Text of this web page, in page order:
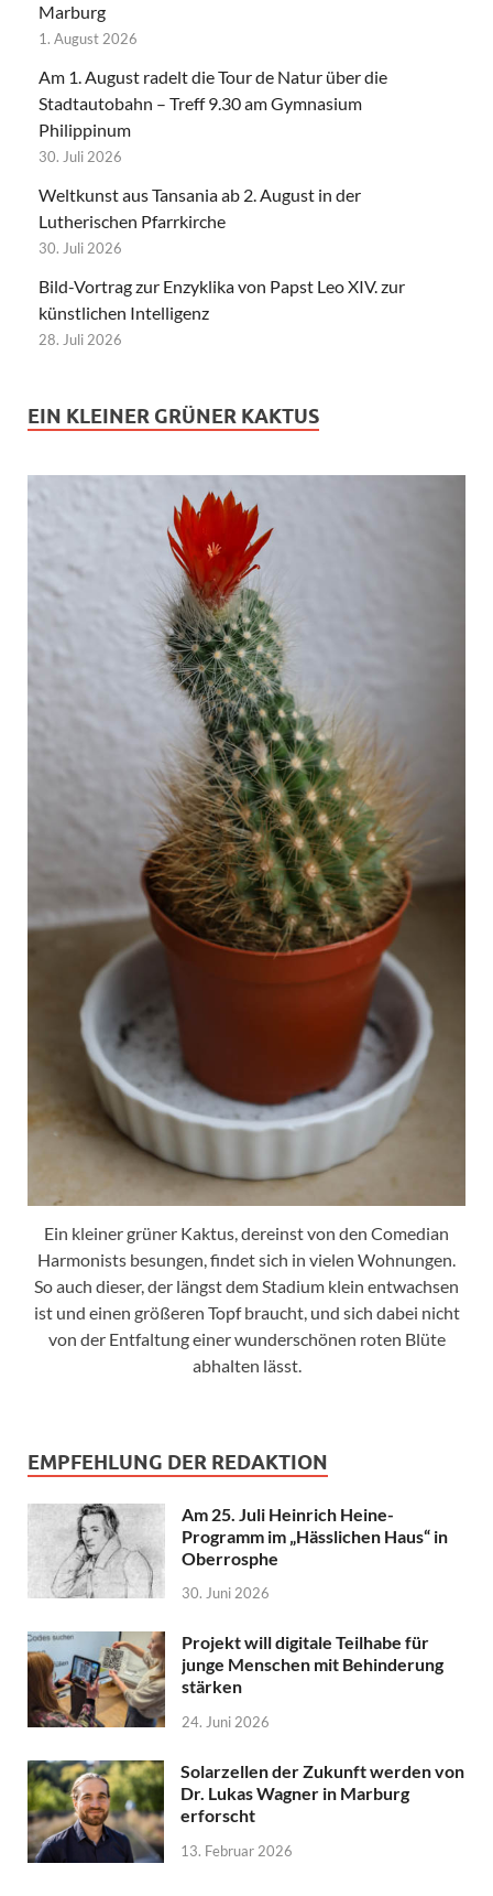
Marburg
1. August 2026
Am 1. August radelt die Tour de Natur über die
Stadtautobahn – Treff 9.30 am Gymnasium
Philippinum
30. Juli 2026
Weltkunst aus Tansania ab 2. August in der
Lutherischen Pfarrkirche
30. Juli 2026
Bild-Vortrag zur Enzyklika von Papst Leo XIV. zur
künstlichen Intelligenz
28. Juli 2026
EIN KLEINER GRÜNER KAKTUS
Ein kleiner grüner Kaktus, dereinst von den Comedian
Harmonists besungen, findet sich in vielen Wohnungen.
So auch dieser, der längst dem Stadium klein entwachsen
ist und einen größeren Topf braucht, und sich dabei nicht
von der Entfaltung einer wunderschönen roten Blüte
abhalten lässt.
EMPFEHLUNG DER REDAKTION
Am 25. Juli Heinrich Heine-
Programm im „Hässlichen Haus“ in
Oberrosphe
30. Juni 2026
Projekt will digitale Teilhabe für
junge Menschen mit Behinderung
stärken
24. Juni 2026
Solarzellen der Zukunft werden von
Dr. Lukas Wagner in Marburg
erforscht
13. Februar 2026